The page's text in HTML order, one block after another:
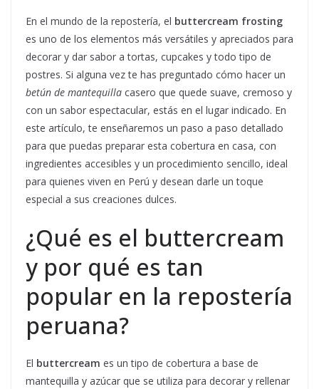
En el mundo de la repostería, el buttercream frosting
es uno de los elementos más versátiles y apreciados para
decorar y dar sabor a tortas, cupcakes y todo tipo de
postres. Si alguna vez te has preguntado cómo hacer un
betún de mantequilla casero que quede suave, cremoso y
con un sabor espectacular, estás en el lugar indicado. En
este artículo, te enseñaremos un paso a paso detallado
para que puedas preparar esta cobertura en casa, con
ingredientes accesibles y un procedimiento sencillo, ideal
para quienes viven en Perú y desean darle un toque
especial a sus creaciones dulces.
¿Qué es el buttercream
y por qué es tan
popular en la repostería
peruana?
El buttercream es un tipo de cobertura a base de
mantequilla y azúcar que se utiliza para decorar y rellenar